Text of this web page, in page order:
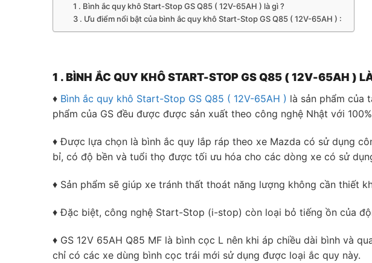
1 . Bình ắc quy khô Start-Stop GS Q85 ( 12V-65AH ) là gì ?
3 . Ưu điểm nổi bật của bình ắc quy khô Start-Stop GS Q85 ( 12V-65AH ) :
1 . BÌNH ẮC QUY KHÔ START-STOP GS Q85 ( 12V-65AH )
♦ Bình ắc quy khô Start-Stop GS Q85 ( 12V-65AH ) là sản phẩm của
phẩm của GS đều được được sản xuất theo công nghệ Nhật với
♦ Được lựa chọn là bình ắc quy lắp ráp theo xe Mazda có sử dụng
bỉ, có độ bền và tuổi thọ được tối ưu hóa cho các dòng xe có sử
♦ Sản phẩm sẽ giúp xe tránh thất thoát năng lượng không cần thiết
♦ Đặc biệt, công nghệ Start-Stop (i-stop) còn loại bỏ tiếng ồn của
♦ GS 12V 65AH Q85 MF là bình cọc L nên khi áp chiều dài bình và
chỉ có các xe dùng bình cọc trái mới sử dụng được loại ắc quy này.